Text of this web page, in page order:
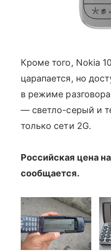
Кроме того, Nokia
царапается, но
в режиме
— светло-серый и
только сети 2G.
Российская цена
сообщается.